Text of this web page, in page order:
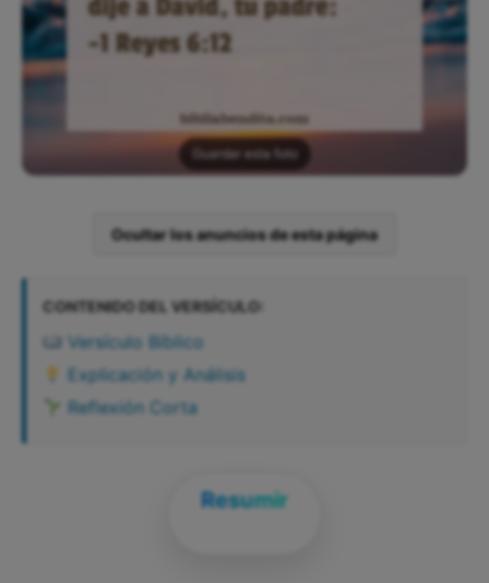
Guardar esta foto
Ocultar los anuncios de esta página
CONTENIDO DEL VERSÍCULO:
Versículo Bíblico
Explicación y Análisis
Reflexión Corta
Resumir